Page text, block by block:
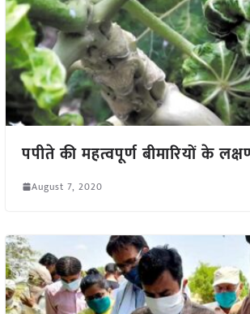
पपीते की महत्वपूर्ण बीमारियों के
August 7, 2020